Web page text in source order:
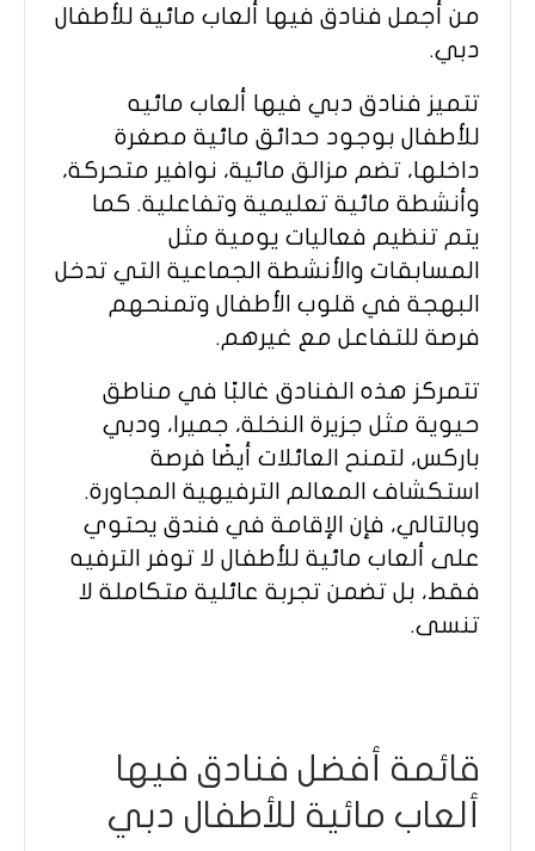
من أجمل فنادق فيها ألعاب مائية للأطفال
دبي.
تتميز فنادق دبي فيها ألعاب مائيه
للأطفال بوجود حدائق مائية مصغرة
داخلها، تضم مزالق مائية، نوافير متحركة،
وأنشطة مائية تعليمية وتفاعلية. كما
يتم تنظيم فعاليات يومية مثل
المسابقات والأنشطة الجماعية التي تدخل
البهجة في قلوب الأطفال وتمنحهم
فرصة للتفاعل مع غيرهم.
تتمركز هذه الفنادق غالبًا في مناطق
حيوية مثل جزيرة النخلة، جميرا، ودبي
باركس، لتمنح العائلات أيضًا فرصة
استكشاف المعالم الترفيهية المجاورة.
وبالتالي، فإن الإقامة في فندق يحتوي
على ألعاب مائية للأطفال لا توفر الترفيه
فقط، بل تضمن تجربة عائلية متكاملة لا
تنسى.
قائمة أفضل فنادق فيها
ألعاب مائية للأطفال دبي